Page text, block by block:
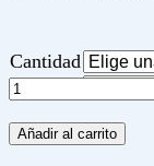
Cantidad
Diseño
Toalla
Menstruación
Añadir al carrito